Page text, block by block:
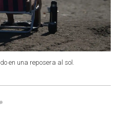
en una reposera al sol.